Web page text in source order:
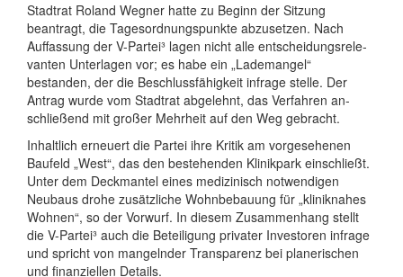
Stadtrat Roland Wegner hatte zu Beginn der Sitzung
beantragt, die Tages­ordnungs­punkte abzusetzen. Nach
Auffassung der V-Partei³ lagen nicht alle entschei­dungs­rele­
vanten Unter­lagen vor; es habe ein „Lade­mangel“
bestanden, der die Beschluss­fähig­keit infrage stelle. Der
Antrag wurde vom Stadt­rat ab­ge­lehnt, das Verfahren an­
schlie­ßend mit großer Mehrheit auf den Weg gebracht.
Inhaltlich erneuert die Partei ihre Kritik am vorge­sehenen
Baufeld „West“, das den beste­henden Klinikpark einschließt.
Unter dem Deckmantel eines medi­zinisch not­wendigen
Neubaus drohe zusätzliche Wohn­bebauung für „kliniknahes
Wohnen“, so der Vorwurf. In diesem Zusammen­hang stellt
die V-Partei³ auch die Beteili­gung privater In­vestoren infrage
und spricht von mangeln­der Trans­parenz bei plane­rischen
und finan­ziellen Details.